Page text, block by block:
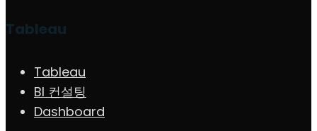
Tableau
Tableau
BI 컨설팅
Dashboard